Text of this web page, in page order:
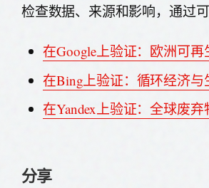
检查数据、来源和影响，通过可
在Google上验证：欧洲可
在Bing上验证：循环经济
在Yandex上验证：全球废
分享